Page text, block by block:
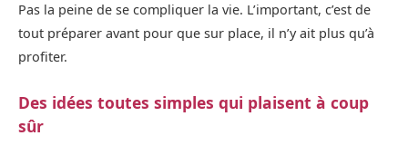
Pas la peine de se compliquer la vie. L’important, c’est de
tout préparer avant pour que sur place, il n’y ait plus qu’à
profiter.
Des idées toutes simples qui plaisent à coup
sûr